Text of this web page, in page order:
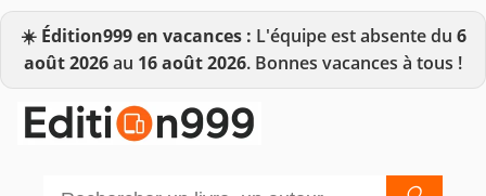
☀️ Édition999 en vacances : L'équipe est absente du 6
août 2026au 16 août 2026. Bonnes vacances à tous !